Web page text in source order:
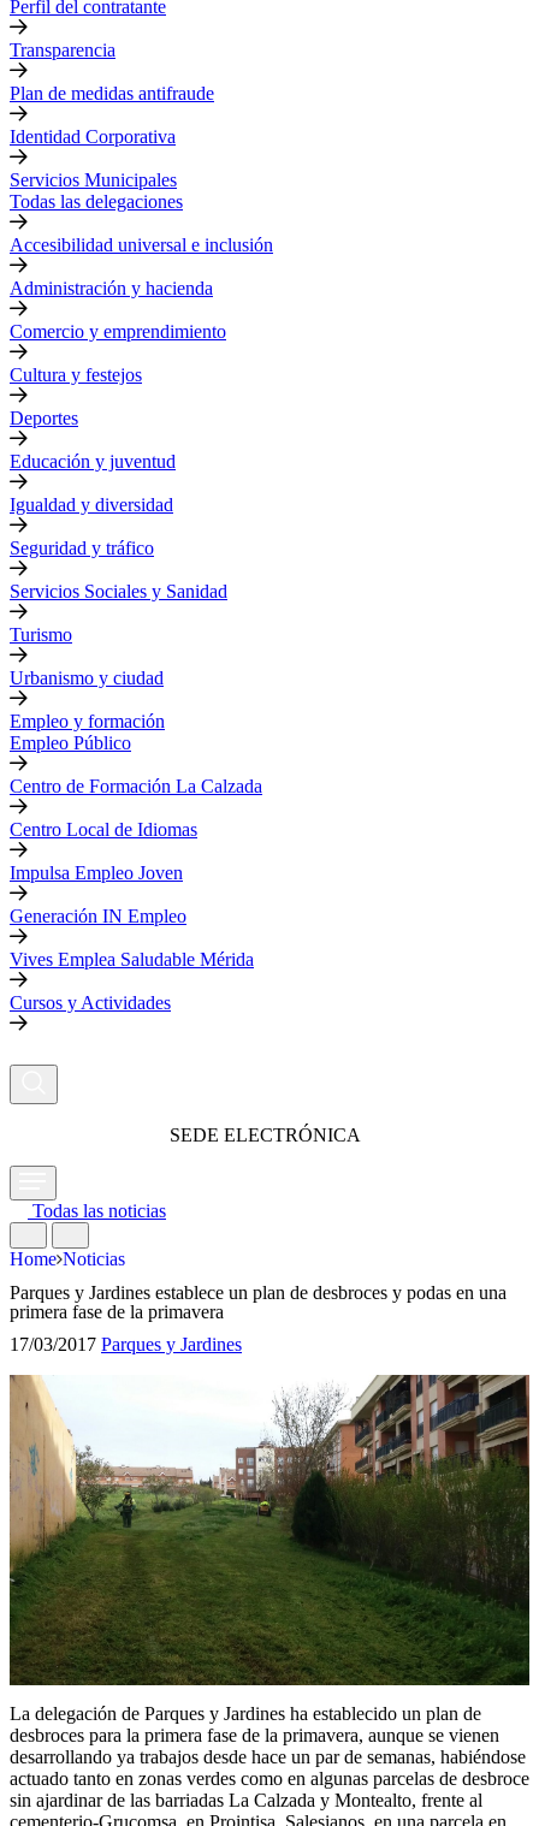
Perfil del contratante
Transparencia
Plan de medidas antifraude
Identidad Corporativa
Servicios Municipales
Todas las delegaciones
Accesibilidad universal e inclusión
Administración y hacienda
Comercio y emprendimiento
Cultura y festejos
Deportes
Educación y juventud
Igualdad y diversidad
Seguridad y tráfico
Servicios Sociales y Sanidad
Turismo
Urbanismo y ciudad
Empleo y formación
Empleo Público
Centro de Formación La Calzada
Centro Local de Idiomas
Impulsa Empleo Joven
Generación IN Empleo
Vives Emplea Saludable Mérida
Cursos y Actividades
SEDE ELECTRÓNICA
Todas las noticias
Home Noticias
Parques y Jardines establece un plan de desbroces y podas en una
primera fase de la primavera
17/03/2017 Parques y Jardines
La delegación de Parques y Jardines ha establecido un plan de
desbroces para la primera fase de la primavera, aunque se vienen
desarrollando ya trabajos desde hace un par de semanas, habiéndose
actuado tanto en zonas verdes como en algunas parcelas de desbroce
sin ajardinar de las barriadas La Calzada y Montealto, frente al